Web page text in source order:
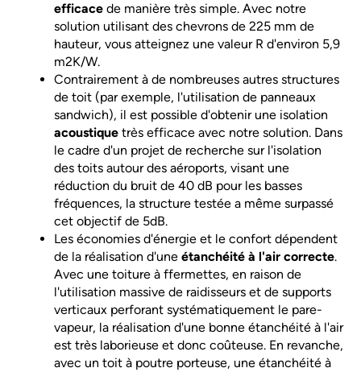
efficace de manière très simple. Avec notre
solution utilisant des chevrons de 225 mm de
hauteur, vous atteignez une valeur R d'environ 5,9
m2K/W.
Contrairement à de nombreuses autres structures
de toit (par exemple, l'utilisation de panneaux
sandwich), il est possible d'obtenir une isolation
acoustiquetrès efficace avec notre solution. Dans
le cadre d'un projet de recherche sur l'isolation
des toits autour des aéroports, visant une
réduction du bruit de 40 dB pour les basses
fréquences, la structure testée a même surpassé
cet objectif de 5dB.
Les économies d'énergie et le confort dépendent
de la réalisation d'uneétanchéité à l'air correcte.
Avec une toiture à ffermettes, en raison de
l'utilisation massive de raidisseurs et de supports
verticaux perforant systématiquement le pare-
vapeur, la réalisation d'une bonne étanchéité à l'air
est très laborieuse et donc coûteuse. En revanche,
avec un toit à poutre porteuse, une étanchéité à